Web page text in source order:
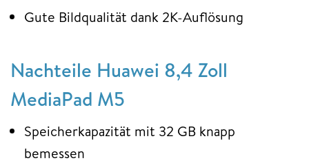
Gute Bildqualität dank 2K-Auflösung
Nachteile Huawei 8,4 Zoll
MediaPad M5
Speicherkapazität mit 32 GB knapp
bemessen